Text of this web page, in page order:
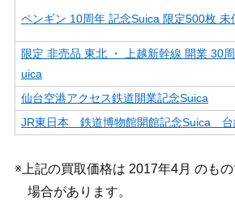
ペンギン 10周年 記念Suica 限定500枚 未
限定 非売品 東北 ・ 上越新幹線 開業 30
uica
仙台空港アクセス鉄道開業記念Suica
JR東日本 鉄道博物館開館記念Suica 台
※上記の買取価格は 2017年4月 のも
場合があります。